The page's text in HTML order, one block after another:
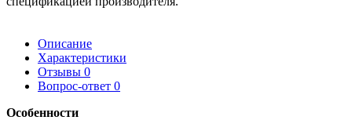
Описание
Характеристики
Отзывы 0
Вопрос-ответ 0
Особенности